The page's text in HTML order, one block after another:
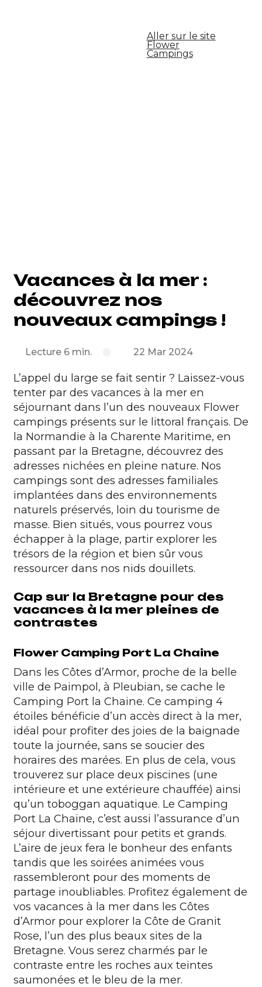
Aller sur le site
Flower
Campings
Vacances à la mer :
découvrez nos
nouveaux campings !
Lecture 6 min. 22 Mar 2024
L’appel du large se fait sentir ? Laissez-vous
tenter par des vacances à la mer en
séjournant dans l’un des nouveaux Flower
campings présents sur le littoral français. De
la Normandie à la Charente Maritime, en
passant par la Bretagne, découvrez des
adresses nichées en pleine nature. Nos
campings sont des adresses familiales
implantées dans des environnements
naturels préservés, loin du tourisme de
masse. Bien situés, vous pourrez vous
échapper à la plage, partir explorer les
trésors de la région et bien sûr vous
ressourcer dans nos nids douillets.
Cap sur la Bretagne pour des
vacances à la mer pleines de
contrastes
Flower Camping Port La Chaine
Dans les Côtes d’Armor, proche de la belle
ville de Paimpol, à Pleubian, se cache le
Camping Port la Chaine. Ce camping 4
étoiles bénéficie d’un accès direct à la mer,
idéal pour profiter des joies de la baignade
toute la journée, sans se soucier des
horaires des marées. En plus de cela, vous
trouverez sur place deux piscines (une
intérieure et une extérieure chauffée) ainsi
qu’un toboggan aquatique. Le Camping
Port La Chaine, c’est aussi l’assurance d’un
séjour divertissant pour petits et grands.
L’aire de jeux fera le bonheur des enfants
tandis que les soirées animées vous
rassembleront pour des moments de
partage inoubliables. Profitez également de
vos vacances à la mer dans les Côtes
d’Armor pour explorer la Côte de Granit
Rose, l’un des plus beaux sites de la
Bretagne. Vous serez charmés par le
contraste entre les roches aux teintes
saumonées et le bleu de la mer.